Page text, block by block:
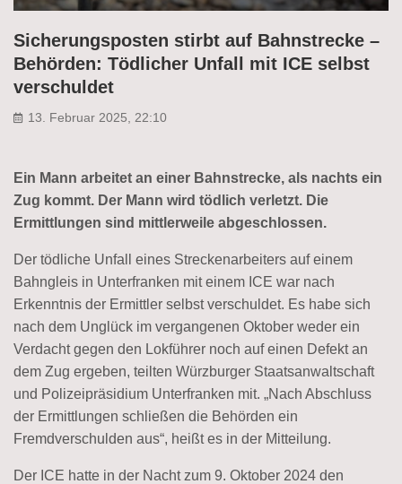
Sicherungsposten stirbt auf Bahnstrecke –
Behörden: Tödlicher Unfall mit ICE selbst
verschuldet
13. Februar 2025, 22:10
Ein Mann arbeitet an einer Bahnstrecke, als nachts ein
Zug kommt. Der Mann wird tödlich verletzt. Die
Ermittlungen sind mittlerweile abgeschlossen.
Der tödliche Unfall eines Streckenarbeiters auf einem
Bahngleis in Unterfranken mit einem ICE war nach
Erkenntnis der Ermittler selbst verschuldet. Es habe sich
nach dem Unglück im vergangenen Oktober weder ein
Verdacht gegen den Lokführer noch auf einen Defekt an
dem Zug ergeben, teilten Würzburger Staatsanwaltschaft
und Polizeipräsidium Unterfranken mit. „Nach Abschluss
der Ermittlungen schließen die Behörden ein
Fremdverschulden aus“, heißt es in der Mitteilung.
Der ICE hatte in der Nacht zum 9. Oktober 2024 den